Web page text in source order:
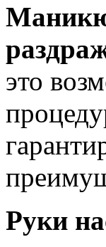
это
Руки